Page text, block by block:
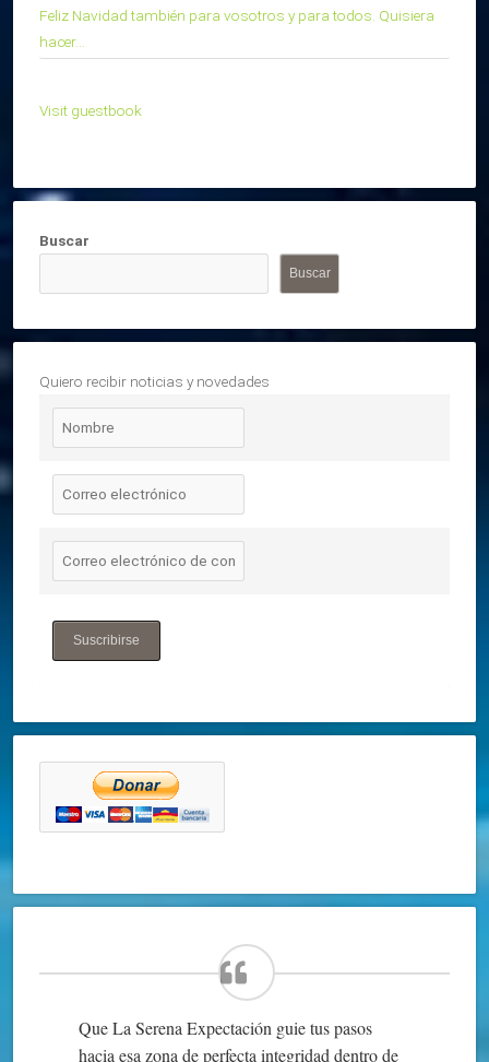
Feliz Navidad también para vosotros y para todos. Quisiera
hacer...
Visit guestbook
Buscar
Buscar
Quiero recibir noticias y novedades
Suscribirse
Que La Serena Expectación guie tus pasos
hacia esa zona de perfecta integridad dentro de